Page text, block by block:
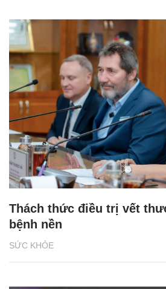
SỨC KHỎE
Thách thức điều trị vết
bệnh nền